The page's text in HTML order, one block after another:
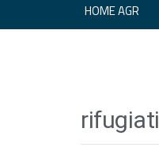
HOME AGR
rifugiati